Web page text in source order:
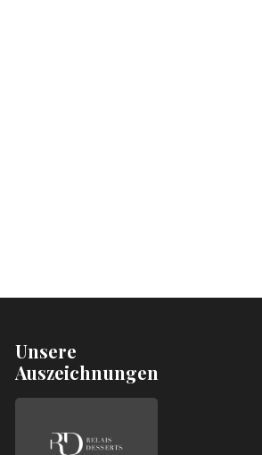
Unsere
Auszeichnungen